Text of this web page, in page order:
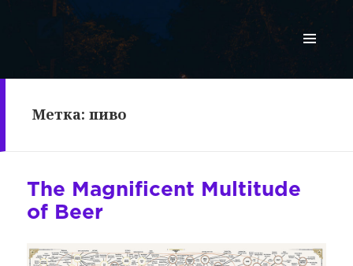
Метка:пиво
The Magnificent Multitude
of Beer